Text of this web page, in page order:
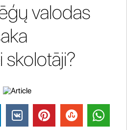
valodas
skolotāji?